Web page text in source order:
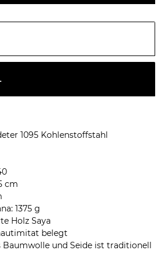
1095 Kohlenstoffstahl
cm
1375 g
Holz Saya
belegt
und Seide ist traditionell